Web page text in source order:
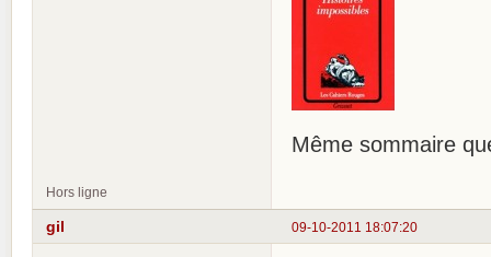
Même sommaire
Hors ligne
09-10-2011 18:07:20
gil